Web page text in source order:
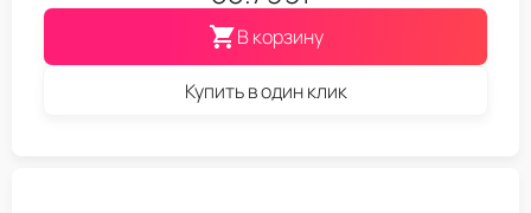
В корзину
Купить в один клик